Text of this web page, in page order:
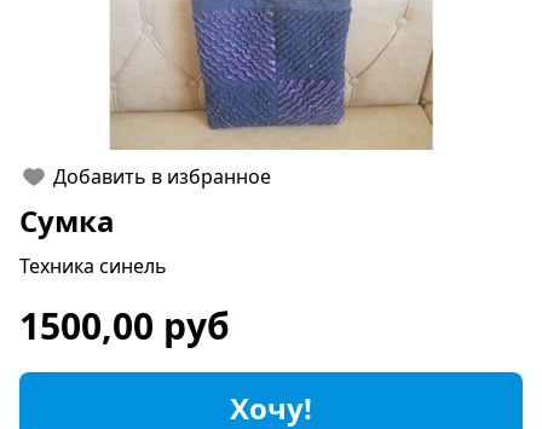
Добавить в избранное
Сумка
Техника синель
1500,00 руб
Хочу!